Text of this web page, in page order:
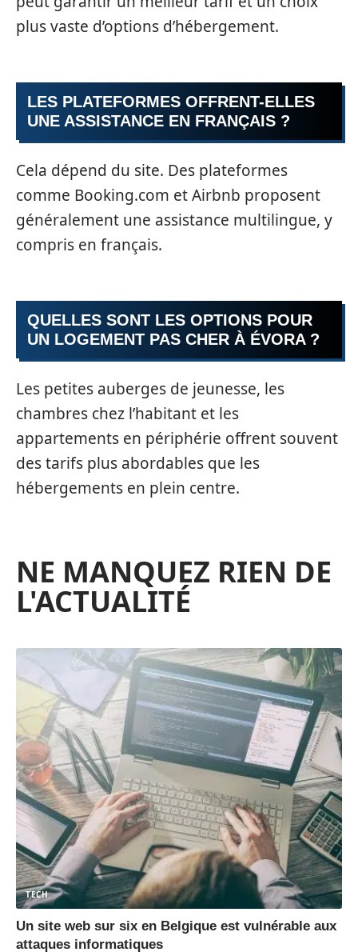
plus vaste d’options d’hébergement.
LES PLATEFORMES OFFRENT-ELLES
UNE ASSISTANCE EN FRANÇAIS ?
Cela dépend du site. Des plateformes
comme Booking.com et Airbnb proposent
généralement une assistance multilingue, y
compris en français.
QUELLES SONT LES OPTIONS POUR
UN LOGEMENT PAS CHER À ÉVORA ?
Les petites auberges de jeunesse, les
chambres chez l’habitant et les
appartements en périphérie offrent souvent
des tarifs plus abordables que les
hébergements en plein centre.
NE MANQUEZ RIEN DE
L'ACTUALITÉ
TECH
Un site web sur six en Belgique est vulnérable aux
attaques informatiques